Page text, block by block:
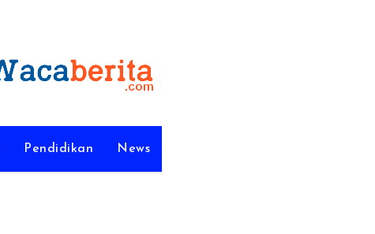
Pendidikan News